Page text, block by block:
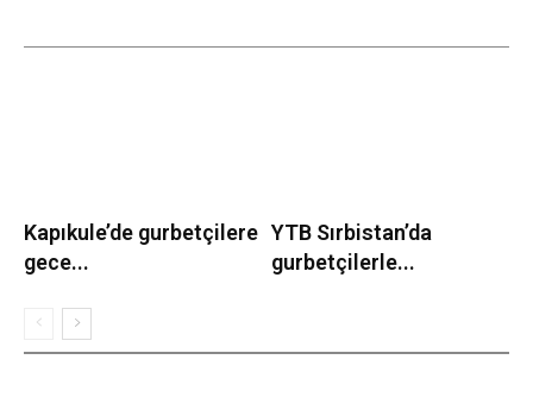
Kapıkule’de gurbetçilere
gece...
YTB Sırbistan’da
gurbetçilerle...